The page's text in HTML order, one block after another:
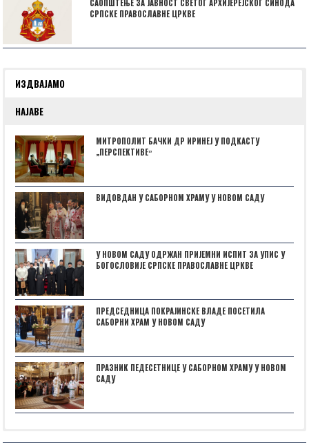
САОПШТЕЊЕ ЗА ЈАВНОСТ СВЕТОГ АРХИЈЕРЕЈСКОГ СИНОДА
СРПСКЕ ПРАВОСЛАВНЕ ЦРКВЕ
ИЗДВАЈАМО
НАЈАВЕ
МИТРОПОЛИТ БАЧКИ ДР ИРИНЕЈ У ПОДКАСТУ
„ПЕРСПЕКТИВЕˮ
ВИДОВДАН У САБОРНОМ ХРАМУ У НОВОМ САДУ
У НОВОМ САДУ ОДРЖАН ПРИЈЕМНИ ИСПИТ ЗА УПИС У
БОГОСЛОВИЈЕ СРПСКЕ ПРАВОСЛАВНЕ ЦРКВЕ
ПРЕДСЕДНИЦА ПОКРАЈИНСКЕ ВЛАДЕ ПОСЕТИЛА
САБОРНИ ХРАМ У НОВОМ САДУ
ПРАЗНИК ПЕДЕСЕТНИЦЕ У САБОРНОМ ХРАМУ У НОВОМ
САДУ